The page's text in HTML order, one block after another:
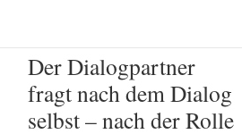
Der Dialogpartner
fragt nach dem Dialog
selbst – nach der Rolle